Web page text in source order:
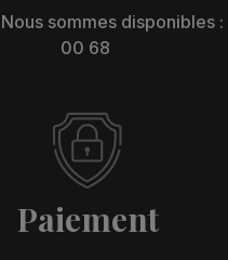
Nous sommes disponibles
00 68
Paiement